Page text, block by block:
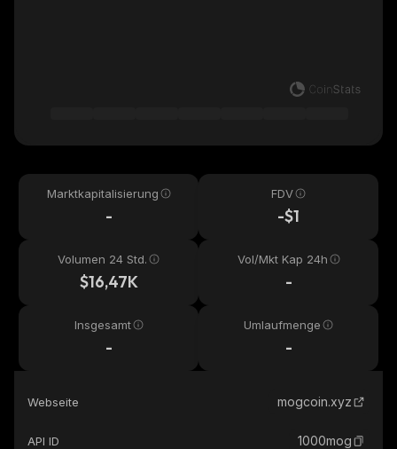
Marktkapitalisierung
-
FDV
-$1
Volumen 24 Std.
$16,47K
Vol/Mkt Kap 24h
-
Insgesamt
-
Umlaufmenge
-
Webseite mogcoin.xyz
API ID 1000mog